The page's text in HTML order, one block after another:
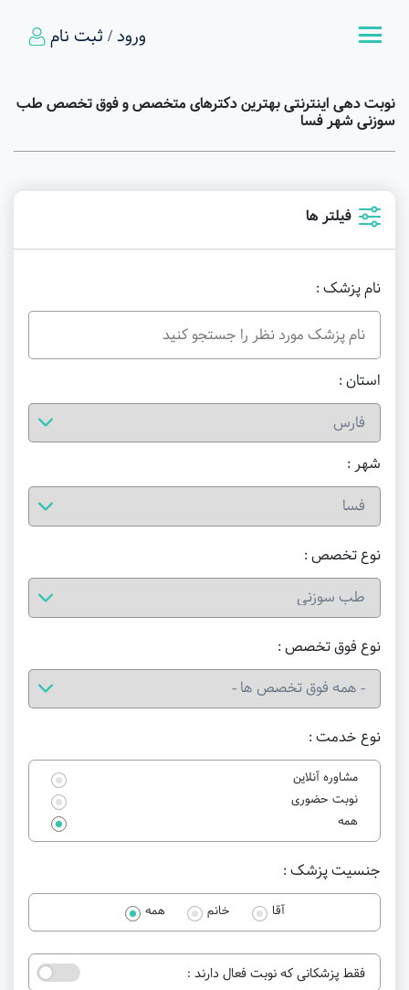
ورود / ثبت نام
نوبت دهی اینترنتی بهترین دکترهای متخصص و فوق تخصص طب
سوزنی شهر فسا
فیلتر ها
نام پزشک :
استان :
شهر :
نوع خدمت :
مشاوره آنلاین
نوبت حضوری
همه
نوع تخصص :
نوع فوق تخصص :
جنسیت پزشک :
آقا خانم همه
فقط پزشکانی که نوبت فعال دارند :